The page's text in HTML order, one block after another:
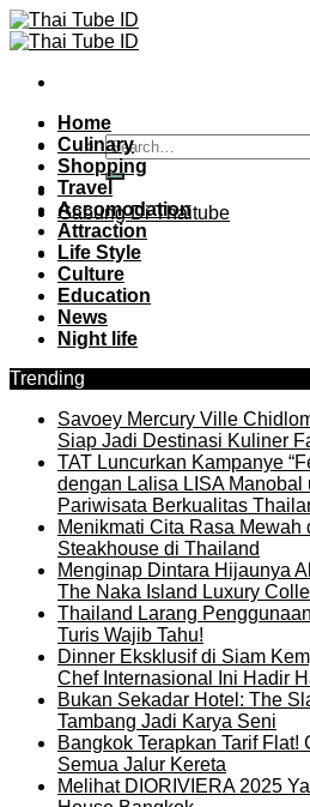
Skip
to
Gabung Di Thaitube
Home
Culinary
Shopping
Travel
Accomodation
Attraction
Life Style
Culture
Education
News
Night life
Trending
Savoey Mercury Ville
Siap Jadi Destinasi Kuliner
TAT Luncurkan Kampanye
dengan Lalisa LISA Manobal
Pariwisata Berkualitas
Menikmati Cita Rasa Mewah
Steakhouse di Thailand
Menginap Dintara Hijaunya
The Naka Island Luxury
Thailand Larang
Turis Wajib Tahu!
Dinner Eksklusif di Siam
Chef Internasional Ini Hadir
Bukan Sekadar Hotel: The
Tambang Jadi Karya Seni
Bangkok Terapkan Tarif
Semua Jalur Kereta
Melihat DIORIVIERA 2025